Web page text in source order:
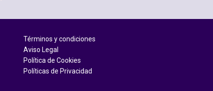
Términos y condiciones
Aviso Legal
Política de Cookies
Políticas de Privacidad